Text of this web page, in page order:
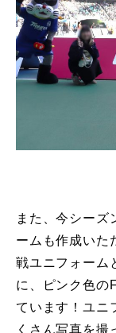
また、今シーズ
ームも作成いた
戦ユニフォーム
に、ピンク色の
ています！ユニ
くさん写真を撮